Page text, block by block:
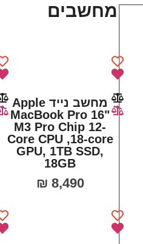
מחשבים
מחשב נייד Apple
MacBook Pro 16"
M3 Pro Chip 12-
Core CPU ,18‑core
GPU, 1TB SSD,
18GB
₪ 8,490